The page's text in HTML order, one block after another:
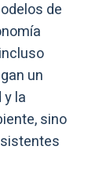
de
un
la
sino